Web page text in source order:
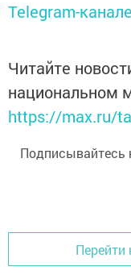
Telegram-канале
Читайте
национальном
https://max.ru/
Подписывайтесь
Перейти